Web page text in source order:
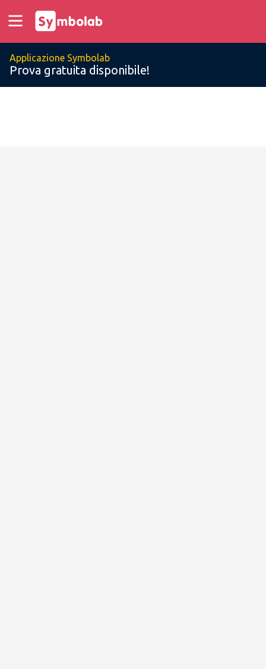
Applicazione Symbolab
Prova gratuita disponibile!